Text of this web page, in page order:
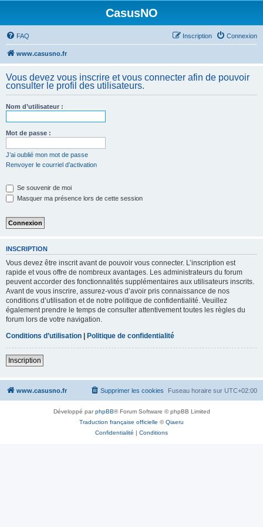
CasusNO
FAQ Connexion
Inscription
www.casusno.fr
Vous devez vous inscrire et vous connecter afin de pouvoir
consulter le profil des utilisateurs.
Nom d’utilisateur :
Mot de passe :
J’ai oublié mon mot de passe
Renvoyer le courriel d’activation
Se souvenir de moi
Masquer ma présence lors de cette session
INSCRIPTION
Vous devez être inscrit avant de pouvoir vous connecter. L’inscription est
rapide et vous offre de nombreux avantages. Les administrateurs du forum
peuvent accorder des fonctionnalités supplémentaires aux utilisateurs inscrits.
Avant de vous inscrire, assurez-vous d’avoir pris connaissance de nos
conditions d’utilisation et de notre politique de confidentialité. Veuillez
également prendre le temps de consulter attentivement toutes les règles du
forum lors de votre navigation.
Conditions d’utilisation | Politique de confidentialité
Inscription
www.casusno.fr Fuseau horaire sur UTC+02:00
Supprimer les cookies
Développé parphpBB® Forum Software © phpBB Limited
Traduction française officielle ©Qiaeru
Confidentialité | Conditions